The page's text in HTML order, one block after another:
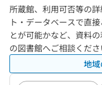
所蔵館、利用可否等の
ト・データベースで直
とが可能かなど、資料
の図書館へご相談くだ
地